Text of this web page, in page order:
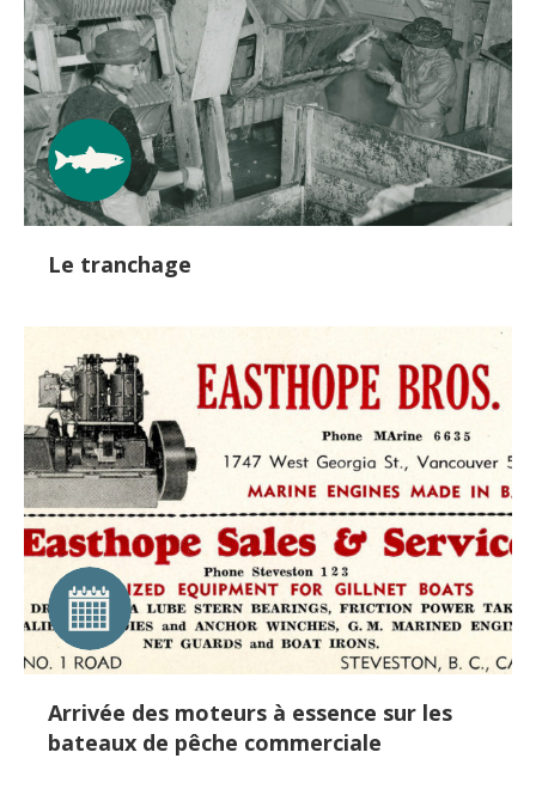
Le tranchage
Arrivée des moteurs à essence sur les
bateaux de pêche commerciale